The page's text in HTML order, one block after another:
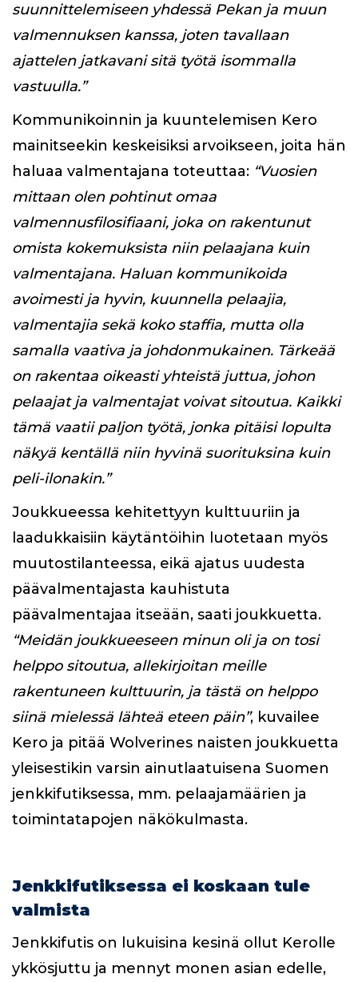
suunnittelemiseen yhdessä Pekan ja muun
valmennuksen kanssa, joten tavallaan
ajattelen jatkavani sitä työtä isommalla
vastuulla.”
Kommunikoinnin ja kuuntelemisen Kero
mainitseekin keskeisiksi arvoikseen, joita hän
haluaa valmentajana toteuttaa: “Vuosien
mittaan olen pohtinut omaa
valmennusfilosifiaani, joka on rakentunut
omista kokemuksista niin pelaajana kuin
valmentajana. Haluan kommunikoida
avoimesti ja hyvin, kuunnella pelaajia,
valmentajia sekä koko staffia, mutta olla
samalla vaativa ja johdonmukainen. Tärkeää
on rakentaa oikeasti yhteistä juttua, johon
pelaajat ja valmentajat voivat sitoutua. Kaikki
tämä vaatii paljon työtä, jonka pitäisi lopulta
näkyä kentällä niin hyvinä suorituksina kuin
peli-ilonakin.”
Joukkueessa kehitettyyn kulttuuriin ja
laadukkaisiin käytäntöihin luotetaan myös
muutostilanteessa, eikä ajatus uudesta
päävalmentajasta kauhistuta
päävalmentajaa itseään, saati joukkuetta.
“Meidän joukkueeseen minun oli ja on tosi
helppo sitoutua, allekirjoitan meille
rakentuneen kulttuurin, ja tästä on helppo
siinä mielessä lähteä eteen päin”, kuvailee
Kero ja pitää Wolverines naisten joukkuetta
yleisestikin varsin ainutlaatuisena Suomen
jenkkifutiksessa, mm. pelaajamäärien ja
toimintatapojen näkökulmasta.
Jenkkifutiksessa ei koskaan tule
valmista
Jenkkifutis on lukuisina kesinä ollut Kerolle
ykkösjuttu ja mennyt monen asian edelle,